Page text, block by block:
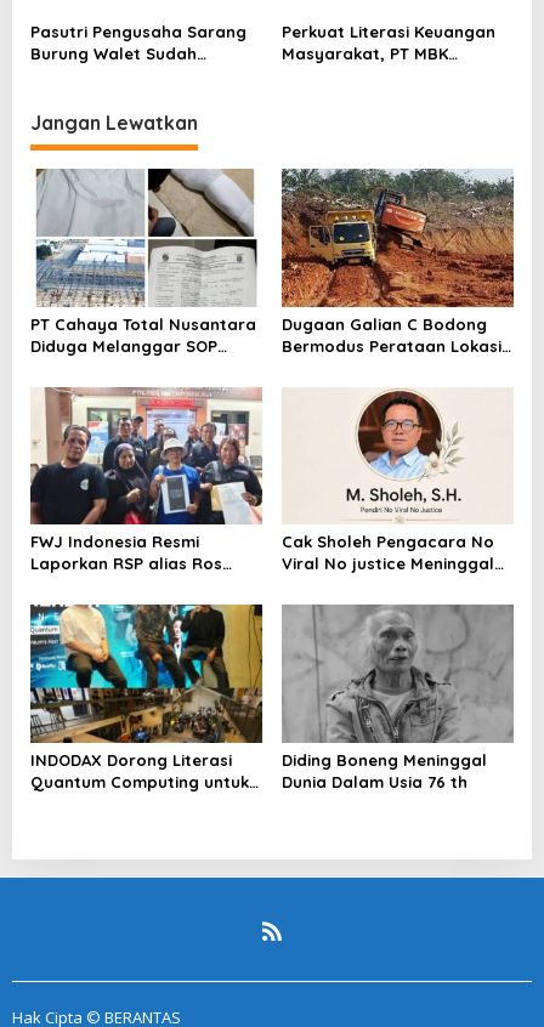
Sentimen Pasar
Pasutri Pengusaha Sarang
Burung Walet Sudah
Segera Lakukan Penahanan
Perkuat Literasi Keuangan
Masyarakat, PT MBK
Jangan Lewatkan
PT Cahaya Total Nusantara
Diduga Melanggar SOP
Kerja Hingga meninggal
Dunia, Kluarga Korban
Merasa Di abaikan
Dugaan Galian C Bodong
Bermodus Perataan Lokasi
Riau Akan Tinjauan Lokasi
FWJ Indonesia Resmi
Laporkan RSP alias Ros
Cak Sholeh Pengacara No
Viral No justice Meninggal
INDODAX Dorong Literasi
Quantum Computing untuk
Diding Boneng Meninggal
Dunia Dalam Usia 76 th
Hak Cipta © BERANTAS